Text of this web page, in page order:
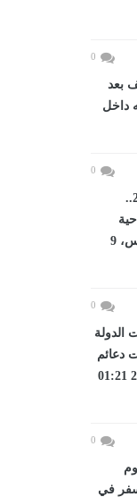
0
بعد
داخل
0
طقس الخميس 9 يوليو 2026..
والأرصاد تكشف درجات...اليوم الخميس، 9
0
أعادت الدولة
دعائم
الاستقرار...اليوم الثلاثاء، 30 يونيو 2026 01:21
0
في